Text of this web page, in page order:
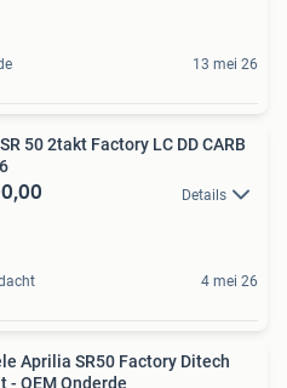
13 mei 26
50 2takt Factory LC DD CARB
Details
4 mei 26
Aprilia SR50 Factory Ditech
- OEM Onderde